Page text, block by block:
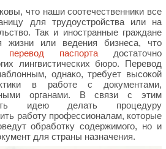
что наши соотечественники все
для трудоустройства или на
Так и иностранные граждане
жизни или ведения бизнеса, что
перевод паспорта достаточно
лингвистических бюро. Перевод
однако, требует высокой
в работе с документами,
органами. В связи с этим
идею делать процедуру
работу профессионалам, которые
обработку содержимого, но и
для страны назначения.